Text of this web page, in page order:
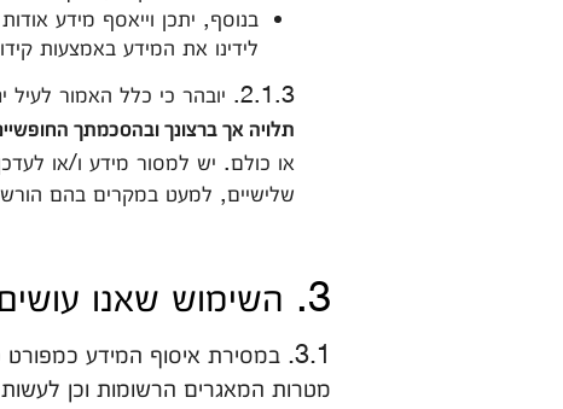
בנוסף, יתכן וייאסף מידע
לידינו את המידע באמצעות
2.1.3. יובהר כי כלל האמור לעיל יחדיו מהווה חלק מהמידע הנאסף. מובהר כי
תלויה אך ברצונך ובהסכמתך
או כולם. יש למסור מידע ו/או
שלישיים, למעט במקרים בהם
3. השימוש שאנו עושים במידע
3.1. במסירת איסוף המידע
מטרות המאגרים הרשומות וכן